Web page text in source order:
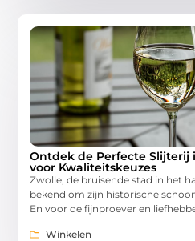
Ontdek de Perfecte Slijterij
voor Kwaliteitskeuzes
Zwolle, de bruisende stad in het
bekend om zijn historische
En voor de fijnproever en
Winkelen